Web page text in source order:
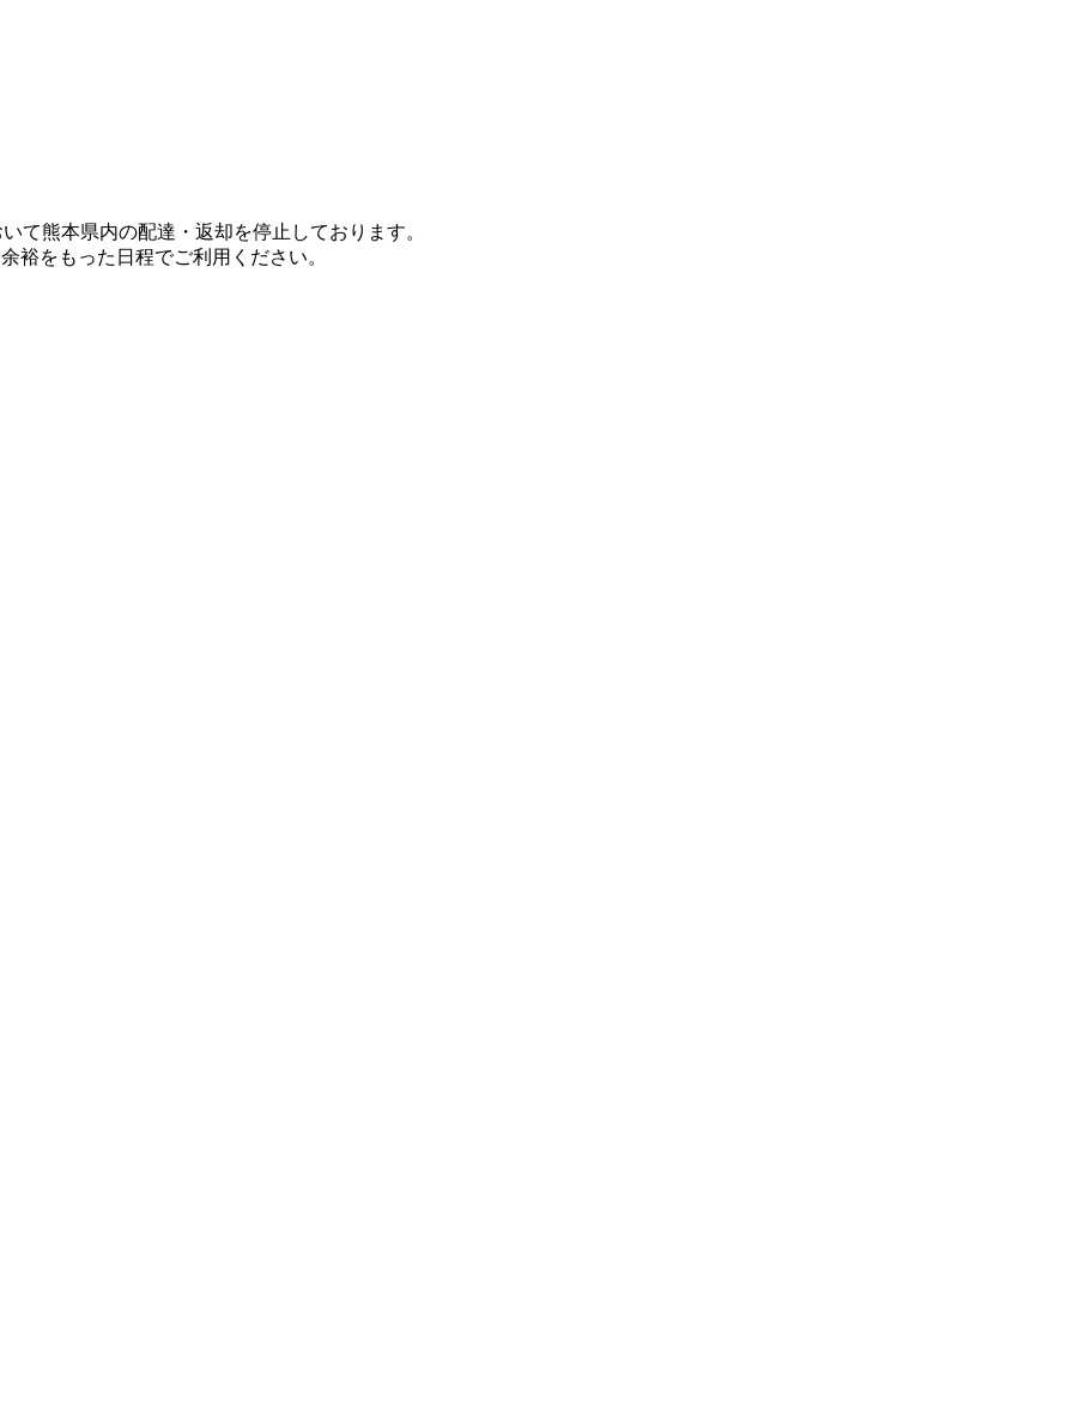
て熊本県内の配達・返却を停止しております。
裕をもった日程でご利用ください。